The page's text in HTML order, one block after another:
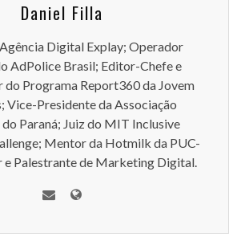
Daniel Filla
Digital Explay; Operador
AdPolice Brasil; Editor-Chefe e
do Programa Report360 da Jovem
Vice-Presidente da Associação
Paraná; Juiz do MIT Inclusive
Mentor da Hotmilk da PUC-
e Palestrante de Marketing Digital.